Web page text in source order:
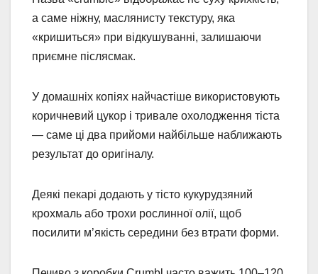
а саме ніжну, маслянисту текстуру, яка
«кришиться» при відкушуванні, залишаючи
приємне післясмак.
У домашніх копіях найчастіше використовують
коричневий цукор і тривале охолодження тіста
— саме ці два прийоми найбільше наближають
результат до оригіналу.
Деякі пекарі додають у тісто кукурудзяний
крохмаль або трохи рослинної олії, щоб
посилити м’якість середини без втрати форми.